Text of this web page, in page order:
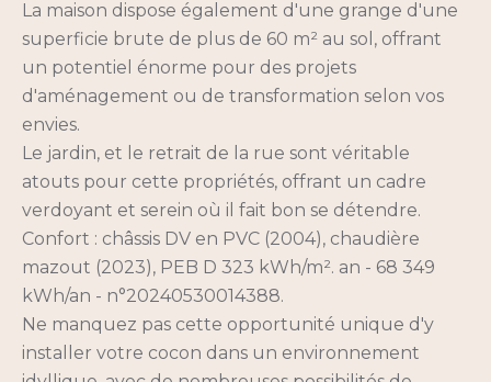
La maison dispose également d'une grange d'une
superficie brute de plus de 60 m² au sol, offrant
un potentiel énorme pour des projets
d'aménagement ou de transformation selon vos
envies.
Le jardin, et le retrait de la rue sont véritable
atouts pour cette propriétés, offrant un cadre
verdoyant et serein où il fait bon se détendre.
Confort : châssis DV en PVC (2004), chaudière
mazout (2023), PEB D 323 kWh/m². an - 68 349
kWh/an - n°20240530014388.
Ne manquez pas cette opportunité unique d'y
installer votre cocon dans un environnement